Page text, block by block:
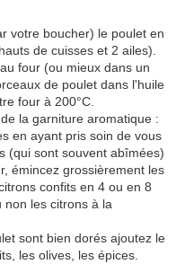
votre boucher) le poulet en
de cuisses et 2 ailes).
four (ou mieux dans un
de poulet dans l'huile
four à 200°C.
la garniture aromatique :
en ayant pris soin de vous
(qui sont souvent abîmées)
émincez grossièrement les
confits en 4 ou en 8
non les citrons à la
sont bien dorés ajoutez le
les olives, les épices.